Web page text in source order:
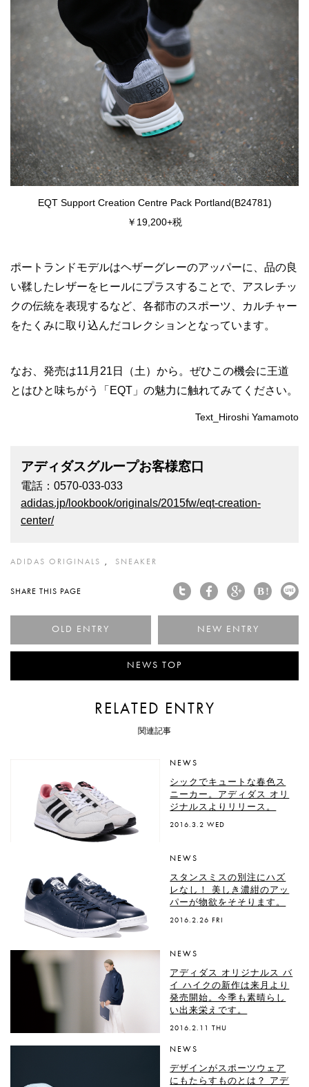
EQT Support Creation Centre Pack Portland(B24781)
￥19,200+税
ポートランドモデルはヘザーグレーのアッパーに、品の良
い鞣したレザーをヒールにプラスすることで、アスレチッ
クの伝統を表現するなど、各都市のスポーツ、カルチャー
をたくみに取り込んだコレクションとなっています。
なお、発売は11月21日（土）から。ぜひこの機会に王道
とはひと味ちがう「EQT」の魅力に触れてみてください。
Text_Hiroshi Yamamoto
アディダスグループお客様窓口
電話：0570-033-033
adidas.jp/lookbook/originals/2015fw/eqt-creation-
center/
ADIDAS ORIGINALS SNEAKER
SHARE THIS PAGE
NEWS TOP
RELATED ENTRY
関連記事
NEWS
シックでキュートな春色ス
ニーカー。アディダス オリ
ジナルスよりリリース。
2016.3.2 WED
NEWS
スタンスミスの別注にハズ
レなし！ 美しき濃紺のアッ
パーが物欲をそそります。
2016.2.26 FRI
NEWS
アディダス オリジナルス バ
イ ハイクの新作は来月より
発売開始。今季も素晴らし
い出来栄えです。
2016.2.11 THU
NEWS
デザインがスポーツウェア
にもたらすものとは？ アデ